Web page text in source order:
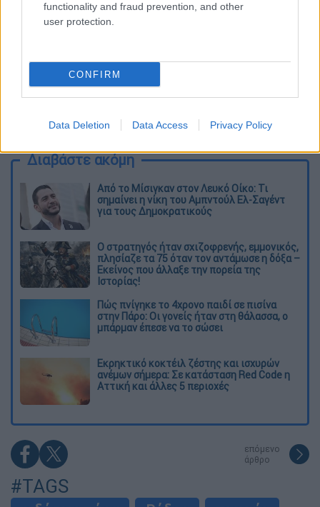
functionality and fraud prevention, and other
user protection.
CONFIRM
Data Deletion Data Access Privacy Policy
Διαβάστε ακόμη
Από το Μίσιγκαν στον Λευκό Οίκο: Τι
σημαίνει η νίκη του Αμπντούλ Ελ-Σαγέντ
για τους Δημοκρατικούς
O στρατηγός ήταν σχιζοφρενής, εμμονικός,
πλησίαζε τα 75 όταν τον αντάμωσε η δόξα –
Εκείνος που άλλαξε την πορεία της
Ιστορίας!
Πώς πνίγηκε το 4χρονο παιδί σε πισίνα
στην Πάρο: Οι γονείς ήταν στη θάλασσα, ο
μπάρμαν έπεσε να το σώσει
Εκρηκτικό κοκτέιλ ζέστης και ισχυρών
ανέμων σήμερα: Σε κατάσταση Red Code η
Αττική και άλλες 5 περιοχές
επόμενο
άρθρο
#TAGS